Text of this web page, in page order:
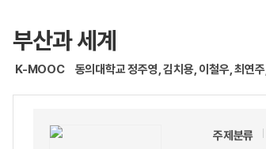
부산과 세계
K-MOOC 동의대학교 정주영, 김치용, 이철우, 최연
주제분류